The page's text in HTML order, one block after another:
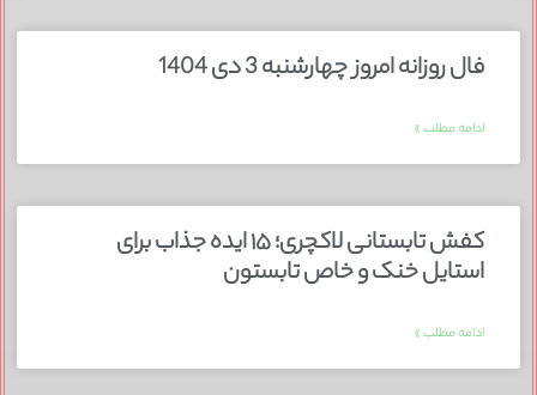
فال روزانه امروز چهارشنبه 3 دی 1404
ادامه مطلب »
کفش تابستانی لاکچری؛ ۱۵ ایده‌ جذاب برای
استایل خنک و خاص تابستون
ادامه مطلب »